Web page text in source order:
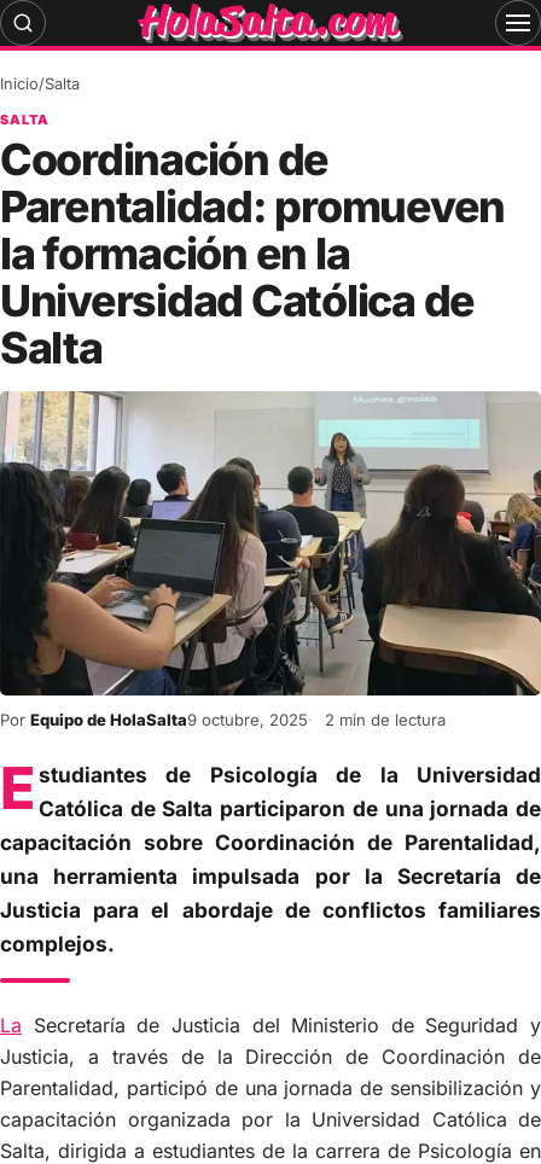
Skip
to
Inicio/Salta
SALTA
Coordinación de
Parentalidad: promueven
la formación en la
Universidad Católica de
Salta
Por Equipo de HolaSalta9 octubre, 2025 2 min de lectura
E studiantes de Psicología de la Universidad
Católica de Salta participaron de una jornada de
capacitación sobre Coordinación de Parentalidad,
una herramienta impulsada por la Secretaría de
Justicia para el abordaje de conflictos familiares
complejos.
La Secretaría de Justicia del Ministerio de Seguridad y
Justicia, a través de la Dirección de Coordinación de
Parentalidad, participó de una jornada de sensibilización y
capacitación organizada por la Universidad Católica de
Salta, dirigida a estudiantes de la carrera de Psicología en